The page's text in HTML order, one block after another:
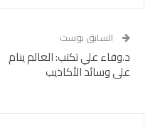
السابق بوست
د.وفاء علي تكتب: العالم ينام
على وسائد الأكاذيب